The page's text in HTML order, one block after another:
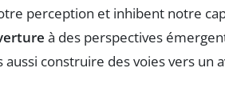
perception et inhibent notre
à des perspectives
construire des voies vers un